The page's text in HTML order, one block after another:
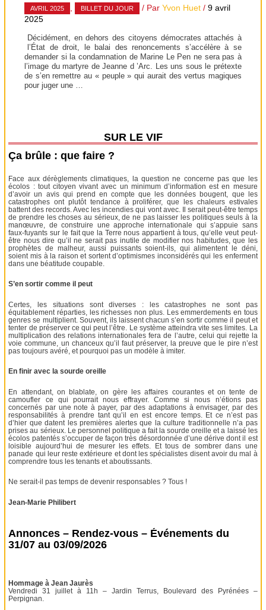
AVRIL 2025 , BILLET DU JOUR / ParYvon Huet /9 avril
2025
Décidément, en dehors des citoyens démocrates attachés à
l’État de droit, le balai des renoncements s’accélère à se
demander si la condamnation de Marine Le Pen ne sera pas à
l’image du martyre de Jeanne d ’Arc. Les uns sous le prétexte
de s’en remettre au « peuple » qui aurait des vertus magiques
pour juger une …
SUR LE VIF
Ça brûle : que faire ?
Face aux dérèglements climatiques, la question ne concerne pas que les
écolos : tout citoyen vivant avec un minimum d’information est en mesure
d’avoir un avis qui prend en compte que les données bougent, que les
catastrophes ont plutôt tendance à proliférer, que les chaleurs estivales
battent des records. Avec les incendies qui vont avec. Il serait peut-être temps
de prendre les choses au sérieux, de ne pas laisser les politiques seuls à la
manœuvre, de construire une approche internationale qui s’appuie sans
faux-fuyants sur le fait que la Terre nous appartient à tous, qu’elle veut peut-
être nous dire qu’il ne serait pas inutile de modifier nos habitudes, que les
prophètes de malheur, aussi puissants soient-ils, qui alimentent le déni,
soient mis à la raison et sortent d’optimismes inconsidérés qui les enferment
dans une béatitude coupable.
S’en sortir comme il peut
Certes, les situations sont diverses : les catastrophes ne sont pas
équitablement réparties, les richesses non plus. Les emmerdements en tous
genres se multiplient. Souvent, ils laissent chacun s’en sortir comme il peut et
tenter de préserver ce qui peut l’être. Le système atteindra vite ses limites. La
multiplication des relations internationales fera de l’autre, celui qui rejette la
voie commune, un chanceux qu’il faut préserver, la preuve que le pire n’est
pas toujours avéré, et pourquoi pas un modèle à imiter.
En finir avec la sourde oreille
En attendant, on blablate, on gère les affaires courantes et on tente de
camoufler ce qui pourrait nous effrayer. Comme si nous n’étions pas
concernés par une note à payer, par des adaptations à envisager, par des
responsabilités à prendre tant qu’il en est encore temps. Et ce n’est pas
d’hier que datent les premières alertes que la culture traditionnelle n’a pas
prises au sérieux. Le personnel politique a fait la sourde oreille et a laissé les
écolos patentés s’occuper de façon très désordonnée d’une dérive dont il est
loisible aujourd’hui de mesurer les effets. Et tous de sombrer dans une
panade qui leur reste extérieure et dont les spécialistes disent avoir du mal à
comprendre tous les tenants et aboutissants.
Ne serait-il pas temps de devenir responsables ? Tous !
Jean-Marie Philibert
Annonces – Rendez-vous – Événements du
31/07 au 03/09/2026
Hommage à Jean Jaurès
Vendredi 31 juillet à 11h – Jardin Terrus, Boulevard des Pyrénées –
Perpignan.